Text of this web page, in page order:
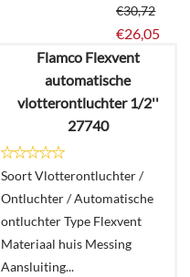
€30,72
€26,05
Details
Flamco Flexvent
automatische
vlotterontluchter 1/2''
27740
Soort Vlotterontluchter /
Ontluchter / Automatische
ontluchter Type Flexvent
Materiaal huis Messing
Aansluiting...